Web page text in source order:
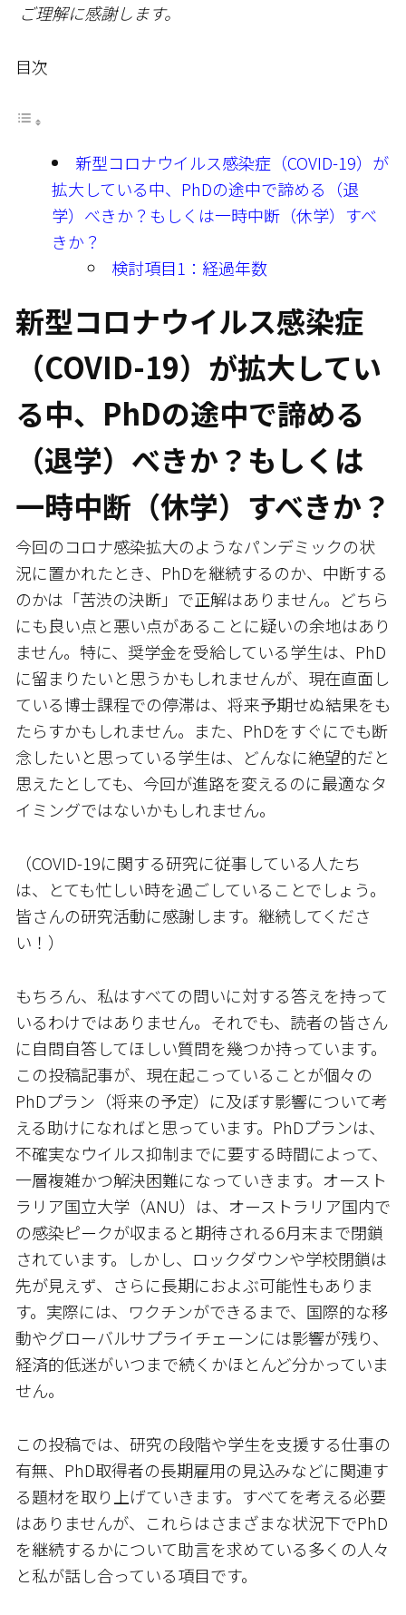
ご理解に感謝します。
目次
新型コロナウイルス感染症（COVID-19）が
拡大している中、PhDの途中で諦める（退
学）べきか？もしくは一時中断（休学）すべ
きか？
検討項目1：経過年数
新型コロナウイルス感染症
（COVID-19）が拡大してい
る中、PhDの途中で諦める
（退学）べきか？もしくは
一時中断（休学）すべきか？
今回のコロナ感染拡大のようなパンデミックの状
況に置かれたとき、PhDを継続するのか、中断する
のかは「苦渋の決断」で正解はありません。どちら
にも良い点と悪い点があることに疑いの余地はあり
ません。特に、奨学金を受給している学生は、PhD
に留まりたいと思うかもしれませんが、現在直面し
ている博士課程での停滞は、将来予期せぬ結果をも
たらすかもしれません。また、PhDをすぐにでも断
念したいと思っている学生は、どんなに絶望的だと
思えたとしても、今回が進路を変えるのに最適なタ
イミングではないかもしれません。
（COVID-19に関する研究に従事している人たち
は、とても忙しい時を過ごしていることでしょう。
皆さんの研究活動に感謝します。継続してくださ
い！）
もちろん、私はすべての問いに対する答えを持って
いるわけではありません。それでも、読者の皆さん
に自問自答してほしい質問を幾つか持っています。
この投稿記事が、現在起こっていることが個々の
PhDプラン（将来の予定）に及ぼす影響について考
える助けになればと思っています。PhDプランは、
不確実なウイルス抑制までに要する時間によって、
一層複雑かつ解決困難になっていきます。オースト
ラリア国立大学（ANU）は、オーストラリア国内で
の感染ピークが収まると期待される6月末まで閉鎖
されています。しかし、ロックダウンや学校閉鎖は
先が見えず、さらに長期におよぶ可能性もありま
す。実際には、ワクチンができるまで、国際的な移
動やグローバルサプライチェーンには影響が残り、
経済的低迷がいつまで続くかほとんど分かっていま
せん。
この投稿では、研究の段階や学生を支援する仕事の
有無、PhD取得者の長期雇用の見込みなどに関連す
る題材を取り上げていきます。すべてを考える必要
はありませんが、これらはさまざまな状況下でPhD
を継続するかについて助言を求めている多くの人々
と私が話し合っている項目です。